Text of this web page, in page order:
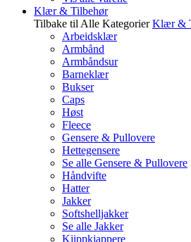
Klær & Tilbehør
Tilbake til Alle Kategorier Klær &
Arbeidsklær
Armbånd
Armbåndsur
Barneklær
Bukser
Caps
Høst
Fleece
Gensere & Pullovere
Hettegensere
Se alle Gensere & Pullovere
Håndvifte
Hatter
Jakker
Softshelljakker
Se alle Jakker
Kjippkjappere